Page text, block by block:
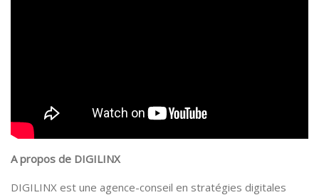
A propos de DIGILINX
DIGILINX est une agence-conseil en stratégies digitales